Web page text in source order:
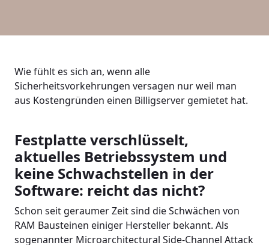
Wie fühlt es sich an, wenn alle
Sicherheitsvorkehrungen versagen nur weil man
aus Kostengründen einen Billigserver gemietet hat.
Festplatte verschlüsselt,
aktuelles Betriebssystem und
keine Schwachstellen in der
Software: reicht das nicht?
Schon seit geraumer Zeit sind die Schwächen von
RAM Bausteinen einiger Hersteller bekannt. Als
sogenannter Microarchitectural Side-Channel Attack